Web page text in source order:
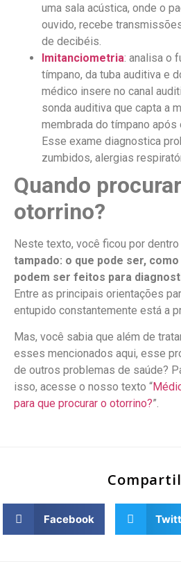
uma sala acústica, onde o
ouvido, recebe
de decibéis.
Imitanciometria: analisa o
tímpano, da tuba auditiva e
médico insere no canal
sonda auditiva que capta a
membrada do tímpano
Esse exame diagnostica
zumbidos, alergias
Quando
otorrino?
Neste texto, você ficou por
tampado: o que pode ser,
podem ser feitos para
Entre as principais orientações
entupido constantemente está a
Mas, você sabia que além de
esses mencionados aqui, esse
de outros problemas de saúde?
isso, acesse o nosso texto “
para que procurar o otorrino?”.
Facebook